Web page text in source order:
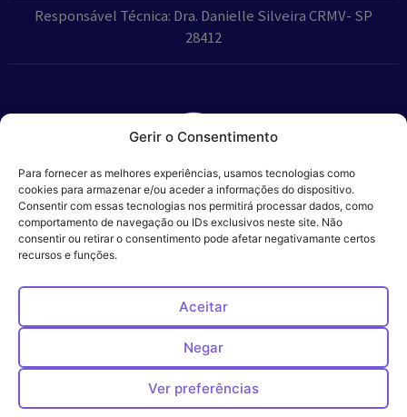
Gerir o Consentimento
Para fornecer as melhores experiências, usamos tecnologias como
cookies para armazenar e/ou aceder a informações do dispositivo.
Consentir com essas tecnologias nos permitirá processar dados, como
comportamento de navegação ou IDs exclusivos neste site. Não
consentir ou retirar o consentimento pode afetar negativamante certos
recursos e funções.
Aceitar
Negar
Ver preferências
Responsável Técnica: Dra. Danielle Silveira CRMV- SP
28412
Parceiros:
Veros – Hospital
Ética